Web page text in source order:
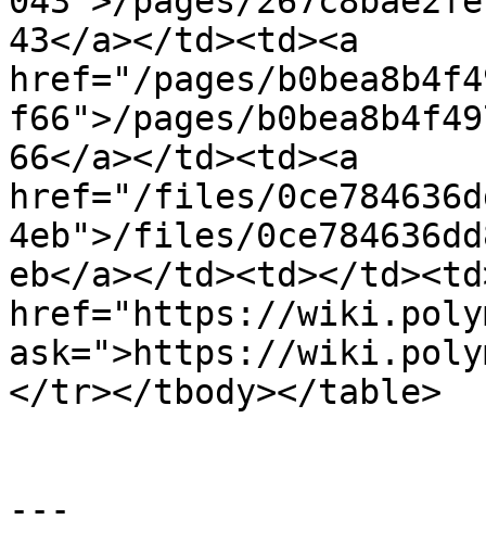
43</a></td><td><a
href="/pages/
f66">/pages/
66</a></td><td><a
href="/files/
4eb">/files/
eb</a></td><td></
href="https://
ask=">https://
</tr></tbody></table>
---